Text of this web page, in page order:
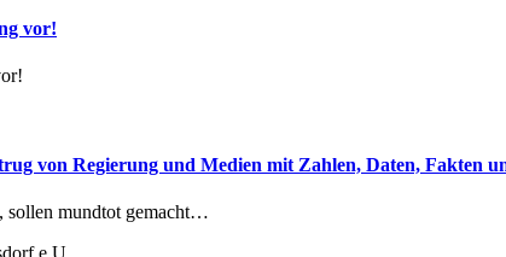
vor!
von Regierung und Medien mit Zahlen, Daten, Fakten
sollen mundtot gemacht…
e.U.